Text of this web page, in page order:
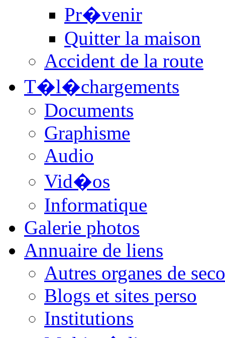
Pr�venir
Quitter la maison
Accident de la route
T�l�chargements
Documents
Graphisme
Audio
Vid�os
Informatique
Galerie photos
Annuaire de liens
Autres organes de
Blogs et sites perso
Institutions